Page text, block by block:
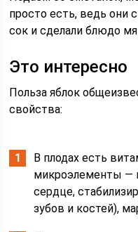
просто есть, ведь они
сок и сделали блюдо
Это интересно
Польза яблок
свойства:
В плодах есть
микроэлементы —
сердце,
зубов и костей),